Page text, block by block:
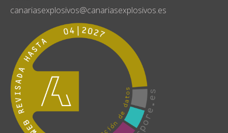
canariasexplosivos@canariasexplosivos.es